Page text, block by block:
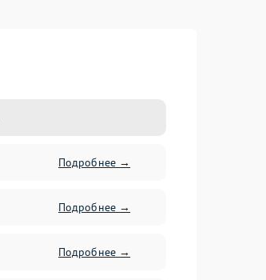
Подробнее →
Подробнее →
Подробнее →